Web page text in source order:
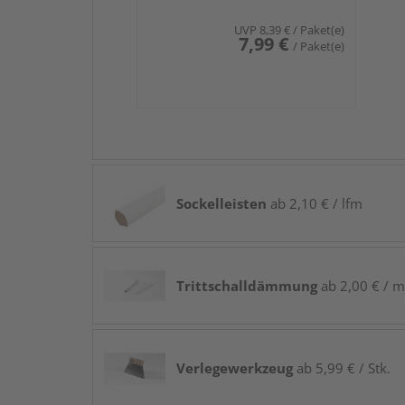
UVP 8,39 €/ Paket(e)
7,99 € / Paket(e)
Sockelleisten ab 2,10 € / lfm
Trittschalldämmung ab 2,00 € /
Verlegewerkzeug ab 5,99 € / Stk.